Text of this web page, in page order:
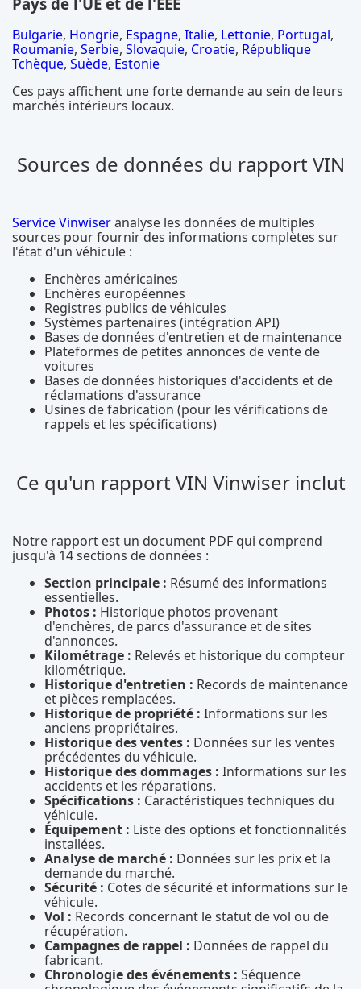
Bulgarie, Hongrie, Espagne, Italie, Lettonie, Portugal,
Roumanie, Serbie, Slovaquie, Croatie, République
Tchèque, Suède, Estonie
Ces pays affichent une forte demande au sein de leurs
marchés intérieurs locaux.
Sources de données du rapport VIN
Service Vinwiseranalyse les données de multiples
sources pour fournir des informations complètes sur
l'état d'un véhicule :
Enchères américaines
Enchères européennes
Registres publics de véhicules
Systèmes partenaires (intégration API)
Bases de données d'entretien et de maintenance
Plateformes de petites annonces de vente de
voitures
Bases de données historiques d'accidents et de
réclamations d'assurance
Usines de fabrication (pour les vérifications de
rappels et les spécifications)
Ce qu'un rapport VIN Vinwiser inclut
Notre rapport est un document PDF qui comprend
jusqu'à 14 sections de données :
Section principale : Résumé des informations
essentielles.
Photos : Historique photos provenant
d'enchères, de parcs d'assurance et de sites
d'annonces.
Kilométrage : Relevés et historique du compteur
kilométrique.
Historique d'entretien : Records de maintenance
et pièces remplacées.
Historique de propriété : Informations sur les
anciens propriétaires.
Historique des ventes : Données sur les ventes
précédentes du véhicule.
Historique des dommages : Informations sur les
accidents et les réparations.
Spécifications : Caractéristiques techniques du
véhicule.
Équipement : Liste des options et fonctionnalités
installées.
Analyse de marché : Données sur les prix et la
demande du marché.
Sécurité : Cotes de sécurité et informations sur le
véhicule.
Vol : Records concernant le statut de vol ou de
récupération.
Campagnes de rappel : Données de rappel du
fabricant.
Chronologie des événements : Séquence